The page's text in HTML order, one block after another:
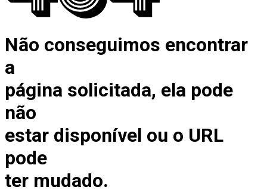
Não conseguimos encontrar
a
página solicitada, ela pode
não
estar disponível ou o URL
pode
ter mudado.